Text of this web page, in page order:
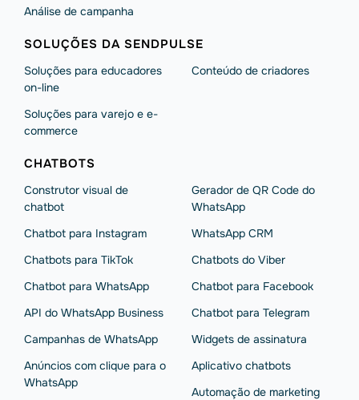
Análise de campanha
SOLUÇÕES DA SENDPULSE
Soluções para educadores
on-line
Soluções para varejo e e-
commerce
Conteúdo de criadores
CHATBOTS
Construtor visual de
chatbot
Chatbot para Instagram
Chatbots para TikTok
Chatbot para WhatsApp
API do WhatsApp Business
Campanhas de WhatsApp
Anúncios com clique para o
WhatsApp
Gerador de QR Code do
WhatsApp
WhatsApp CRM
Chatbots do Viber
Chatbot para Facebook
Chatbot para Telegram
Widgets de assinatura
Aplicativo chatbots
Automação de marketing